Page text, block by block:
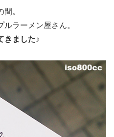
。
ラーメン屋さん。
きました♪